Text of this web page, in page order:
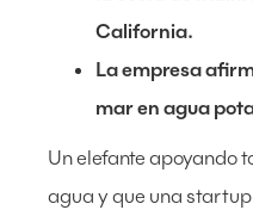
California.
La empresa
mar en agua
Un elefante apoyando
agua y que una